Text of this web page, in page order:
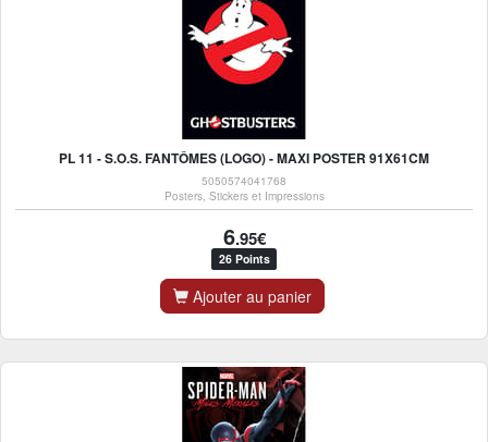
PL 11 - S.O.S. FANTÔMES (LOGO) - MAXI POSTER 91X61CM
5050574041768
Posters, Stickers et Impressions
6.95€
26 Points
Ajouter au panier